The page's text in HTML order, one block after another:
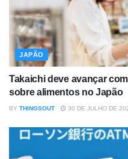
JAPÃO
Takaichi deve avançar
sobre alimentos no Japão
BY THINGSOUT 30 DE JULHO DE